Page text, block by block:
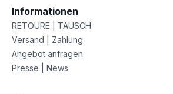
Informationen
RETOURE | TAUSCH
Versand | Zahlung
Angebot anfragen
Presse | News